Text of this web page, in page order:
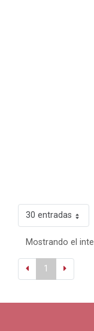
30 entradas
Mostrando el
1